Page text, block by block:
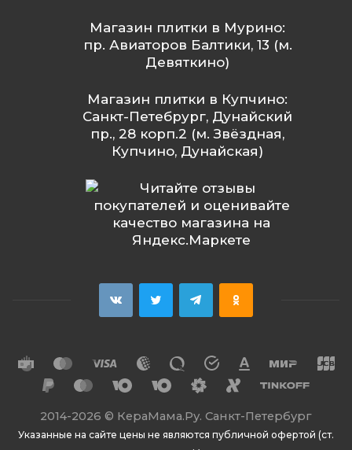
Магазин плитки в Мурино:
пр. Авиаторов Балтики, 13 (м.
Девяткино)
Магазин плитки в Купчино:
Санкт-Петебрург, Дунайский
пр., 28 корп.2 (м. Звёздная,
Купчино, Дунайская)
2014-2026 © КераМама.Ру. Санкт-Петербург
Указанные на сайте цены не являются публичной офертой (ст.